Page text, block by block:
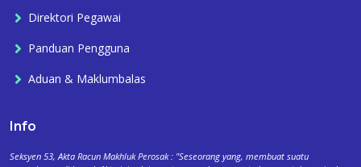
Direktori Pegawai
Panduan Pengguna
Aduan & Maklumbalas
Info
Seksyen 53, Akta Racun Makhluk Perosak : "Seseorang yang, membuat suatu